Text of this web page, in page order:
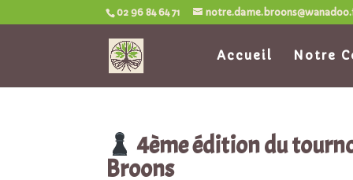
02 96 84 64 71
Accueil Notre
4ème édition du
Broons